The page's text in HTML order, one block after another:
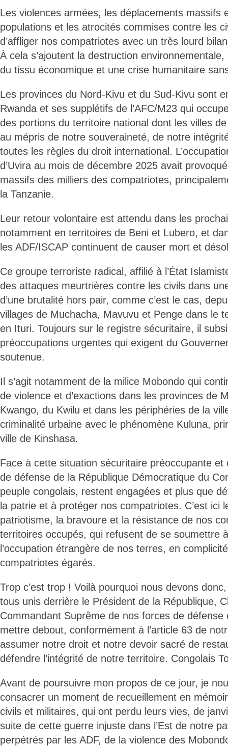
Les violences armées, les déplacements massifs
populations et les atrocités commises contre les
d’affliger nos compatriotes avec un très lourd
À cela s’ajoutent la destruction
du tissu économique et une crise humanitaire
Les provinces du Nord-Kivu et du Sud-Kivu sont
Rwanda et ses supplétifs de l’AFC/M23 qui
des portions du territoire national dont les villes
au mépris de notre souveraineté, de notre
toutes les règles du droit international.
d’Uvira au mois de décembre 2025 avait
massifs des milliers des compatriotes,
la Tanzanie.
Leur retour volontaire est attendu dans les
notamment en territoires de Beni et Lubero, et
les ADF/ISCAP continuent de causer mort et
Ce groupe terroriste radical, affilié à l’État
des attaques meurtrières contre les civils dans
d’une brutalité hors pair, comme c’est le cas,
villages de Muchacha, Mavuvu et Penge dans le
en Ituri. Toujours sur le registre sécuritaire, il
préoccupations urgentes qui exigent du
soutenue.
Il s’agit notamment de la milice Mobondo qui
de violence et d’exactions dans les provinces de
Kwango, du Kwilu et dans les périphéries de la
criminalité urbaine avec le phénomène Kuluna,
ville de Kinshasa.
Face à cette situation sécuritaire préoccupante et
de défense de la République Démocratique du
peuple congolais, restent engagées et plus que
la patrie et à protéger nos compatriotes. C’est ici
patriotisme, la bravoure et la résistance de nos
territoires occupés, qui refusent de se soumettre
l’occupation étrangère de nos terres, en
compatriotes égarés.
Trop c’est trop ! Voilà pourquoi nous devons
tous unis derrière le Président de la République,
Commandant Suprême de nos forces de
mettre debout, conformément à l’article 63 de
assumer notre droit et notre devoir sacré de
défendre l’intégrité de notre territoire. Congolais
Avant de poursuivre mon propos de ce jour, je
consacrer un moment de recueillement en
civils et militaires, qui ont perdu leurs vies, de
suite de cette guerre injuste dans l’Est de notre
perpétrés par les ADF, de la violence des